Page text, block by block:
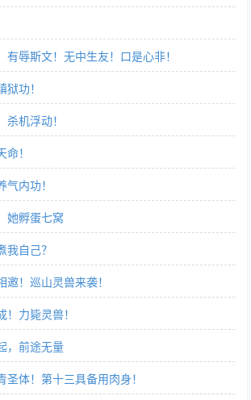
有辱斯文！无中生友！口是心非！
功！
机浮动！
！
内功！
她孵蛋七窝
我自己？
！巡山灵兽来袭！
力毙灵兽！
，前途无量
圣体！第十三具备用肉身！